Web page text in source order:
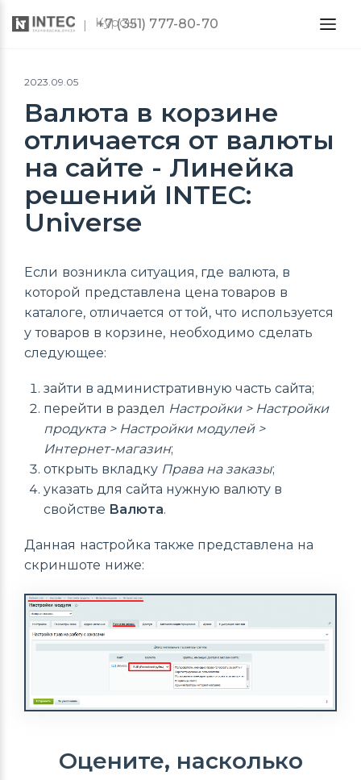
Курсы
+7 (351) 777-80-70
2023.09.05
Валюта в корзине
отличается от валюты
на сайте - Линейка
решений INTEC:
Universe
Если возникла ситуация, где валюта, в
которой представлена цена товаров в
каталоге, отличается от той, что используется
у товаров в корзине, необходимо сделать
следующее:
зайти в административную часть сайта;
перейти в раздел Настройки > Настройки
продукта > Настройки модулей >
Интернет-магазин;
открыть вкладку Права на заказы;
указать для сайта нужную валюту в
свойстве Валюта.
Данная настройка также представлена на
скриншоте ниже:
Оцените, насколько